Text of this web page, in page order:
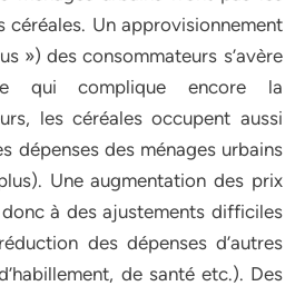
céréales. Un approvisionnement
») des consommateurs s’avère
qui complique encore la
les céréales occupent aussi
dépenses des ménages urbains
Une augmentation des prix
à des ajustements difficiles
des dépenses d’autres
de santé etc.). Des